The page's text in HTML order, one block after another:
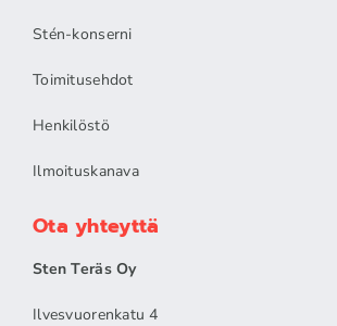
Stén-konserni
Toimitusehdot
Henkilöstö
Ilmoituskanava
Ota yhteyttä
Sten Teräs Oy
Ilvesvuorenkatu 4